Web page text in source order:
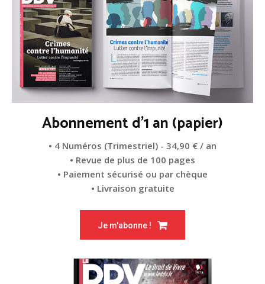
Abonnement d'1 an (papier)
• 4 Numéros (Trimestriel) - 34,90 € / an
• Revue de plus de 100 pages
• Paiement sécurisé ou par chèque
• Livraison gratuite
Je m'abonne !